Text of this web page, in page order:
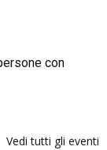
con
Vedi tutti gli eventi